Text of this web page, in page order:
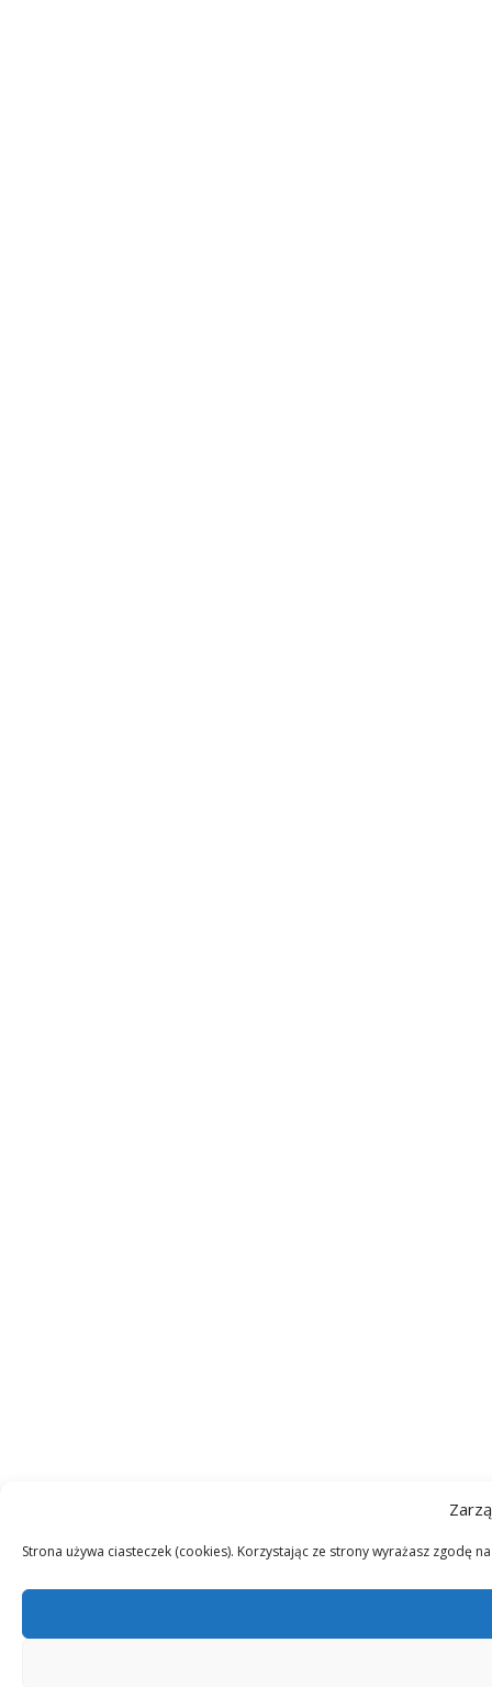
Strona używa ciasteczek (cookies). Korzystając ze strony wyrażasz zgodę